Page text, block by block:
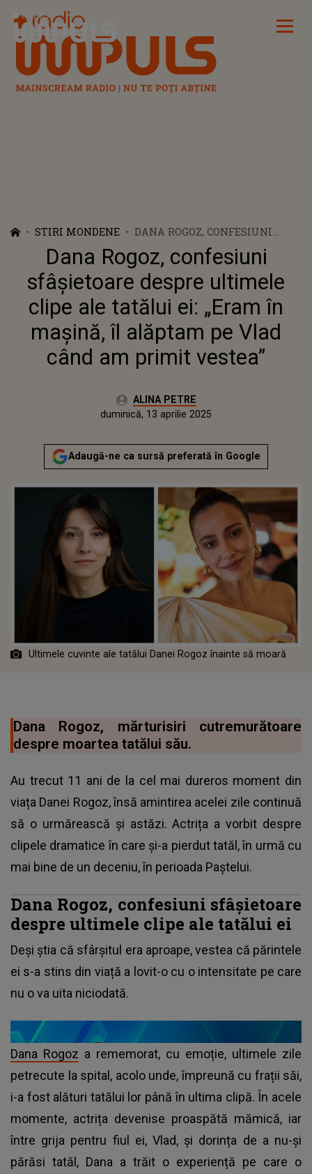
Radio Impuls
STIRI MONDENE
DANA ROGOZ, CONFESIUNI
SFÂȘIETOARE DESPRE
ULTIMELE CLIPE ALE TATĂLUI
EI: „ERAM ÎN MAȘINĂ, ÎL
ALĂPTAM PE VLAD CÂND AM
PRIMIT VESTEA”
Dana Rogoz, confesiuni
sfâșietoare despre ultimele
clipe ale tatălui ei: „Eram în
mașină, îl alăptam pe Vlad
când am primit vestea”
Autor:ALINA PETRE
Publicat:
duminică, 13 aprilie 2025
Adaugă-ne ca sursă preferată în Google
Ultimele cuvinte ale tatălui Danei Rogoz înainte să moară
Dana Rogoz, mărturisiri cutremurătoare
despre moartea tatălui său.
Au trecut 11 ani de la cel mai dureros moment din
viața Danei Rogoz, însă amintirea acelei zile continuă
să o urmărească și astăzi. Actrița a vorbit despre
clipele dramatice în care și-a pierdut tatăl, în urmă cu
mai bine de un deceniu, în perioada Paștelui.
Dana Rogoz, confesiuni sfâșietoare
despre ultimele clipe ale tatălui ei
Deși știa că sfârșitul era aproape, vestea că părintele
ei s-a stins din viață a lovit-o cu o intensitate pe care
nu o va uita niciodată.
Dana Rogoz a rememorat, cu emoție, ultimele zile
petrecute la spital, acolo unde, împreună cu frații săi,
i-a fost alături tatălui lor până în ultima clipă. În acele
momente, actrița devenise proaspătă mămică, iar
între grija pentru fiul ei, Vlad, și dorința de a nu-și
părăsi tatăl, Dana a trăit o experiență pe care o